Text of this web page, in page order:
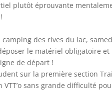
plutôt éprouvante
camping des rives du lac,
le matériel obligatoire et
de départ !
sur la première section
sans grande difficulté